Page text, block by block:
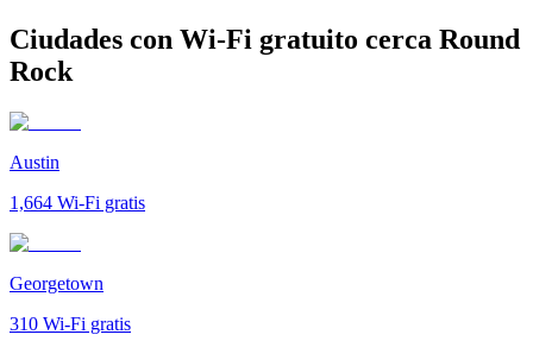
Ciudades con Wi-Fi gratuito cerca Round
Rock
Austin
1,664 Wi-Fi gratis
Georgetown
310 Wi-Fi gratis